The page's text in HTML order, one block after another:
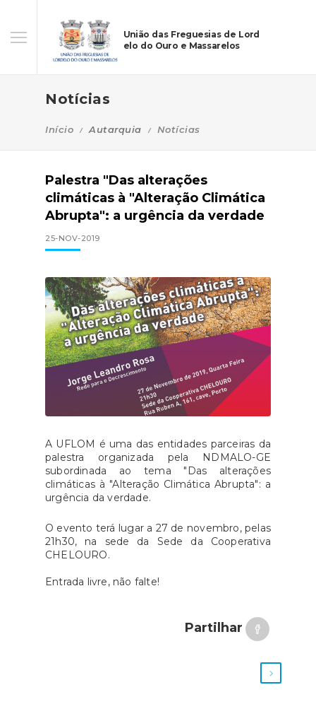
União das Freguesias de Lord
elo do Ouro e Massarelos
Notícias
Início Autarquia Notícias
Palestra "Das alterações
climáticas à "Alteração Climática
Abrupta": a urgência da verdade
25-NOV-2019
A UFLOM é uma das entidades parceiras da
palestra organizada pela NDMALO-GE
subordinada ao tema "Das alterações
climáticas à "Alteração Climática Abrupta": a
urgência da verdade.
O evento terá lugar a 27 de novembro, pelas
21h30, na sede da Sede da Cooperativa
CHELOURO.
Entrada livre, não falte!
Partilhar